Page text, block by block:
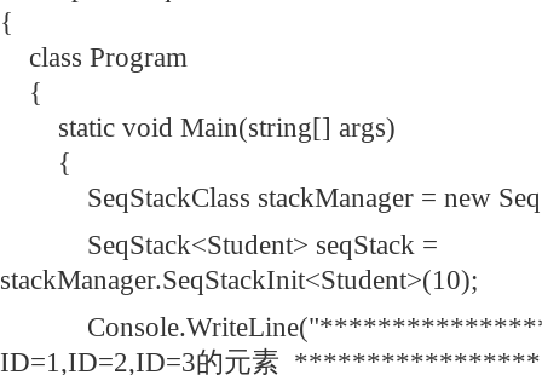
{
class Program
{
static void Main(string[] args)
{
SeqStackClass stackManager = new
SeqStack<Student> seqStack =
stackManager.SeqStackInit<Student>(10);
ID=1,ID=2,ID=3的元素